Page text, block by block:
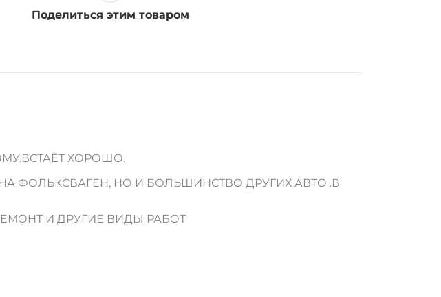
Поделиться этим товаром
ХОРОШО.
ФОЛЬКСВАГЕН, НО И БОЛЬШИНСТВО ДРУГИХ АВТО .В
И ДРУГИЕ ВИДЫ РАБОТ